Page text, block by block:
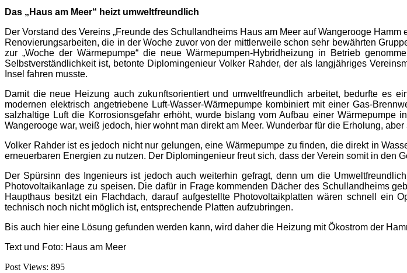
Das „Haus am Meer“ heizt umweltfreundlich
Der Vorstand des Vereins „Freunde des Schullandheims Haus am Meer auf Wangerooge
Renovierungsarbeiten, die in der Woche zuvor von der mittlerweile schon sehr bewährten
zur „Woche der Wärmepumpe“ die neue Wärmepumpen-Hybridheizung in Betrieb
Selbstverständlichkeit ist, betonte Diplomingenieur Volker Rahder, der als langjähriges
Insel fahren musste.
Damit die neue Heizung auch zukunftsorientiert und umweltfreundlich arbeitet, bedurfte es
modernen elektrisch angetriebene Luft-Wasser-Wärmepumpe kombiniert mit einer Gas-
salzhaltige Luft die Korrosionsgefahr erhöht, wurde bislang vom Aufbau einer
Wangerooge war, weiß jedoch, hier wohnt man direkt am Meer. Wunderbar für die Erholung,
Volker Rahder ist es jedoch nicht nur gelungen, eine Wärmepumpe zu finden, die direkt in
erneuerbaren Energien zu nutzen. Der Diplomingenieur freut sich, dass der Verein somit in den
Der Spürsinn des Ingenieurs ist jedoch auch weiterhin gefragt, denn um die
Photovoltaikanlage zu speisen. Die dafür in Frage kommenden Dächer des Schullandheims
Haupthaus besitzt ein Flachdach, darauf aufgestellte Photovoltaikplatten wären schnell
technisch noch nicht möglich ist, entsprechende Platten aufzubringen.
Bis auch hier eine Lösung gefunden werden kann, wird daher die Heizung mit Ökostrom der
Text und Foto: Haus am Meer
Post Views: 895